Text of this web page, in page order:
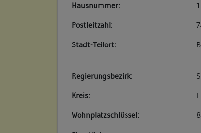
Hausnummer:
Postleitzahl:
Stadt-Teilort:
Regierungsbezirk:
Kreis:
Wohnplatzschlüssel: